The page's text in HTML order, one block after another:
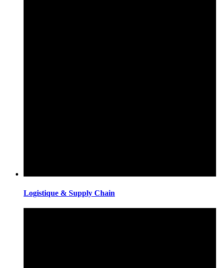
Logistique & Supply Chain